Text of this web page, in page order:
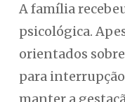
A família
psicológica.
orientados
para